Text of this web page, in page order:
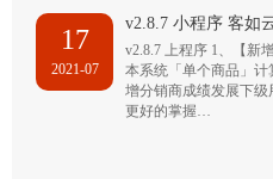
17
2021-07
v2.8.7 小程序 客如
v2.8.7 上程序 1、【新
本系统「单个商品」
增分销商成绩发展下
更好的掌握…